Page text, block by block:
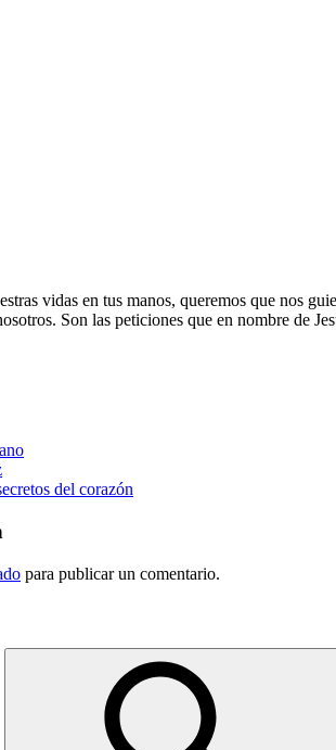
vidas en tus manos, queremos que nos
Son las peticiones que en nombre de
del corazón
para publicar un comentario.